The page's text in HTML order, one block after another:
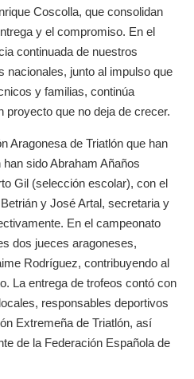
Coscolla, que consolidan
y el compromiso. En el
continuada de nuestros
nacionales, junto al impulso que
y familias, continúa
proyecto que no deja de crecer.
Aragonesa de Triatlón que han
sido Abraham Añaños
Gil (selección escolar), con el
y José Artal, secretaria y
En el campeonato
dos jueces aragoneses,
Rodríguez, contribuyendo al
La entrega de trofeos contó con
responsables deportivos
Extremeña de Triatlón, así
de la Federación Española de